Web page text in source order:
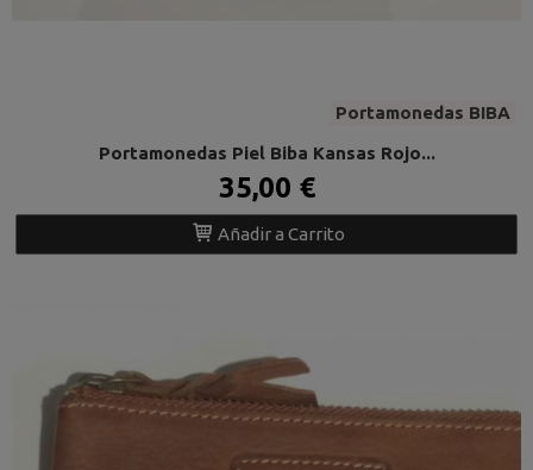
Portamonedas BIBA
Portamonedas Piel Biba Kansas Rojo...
35,00 €
Añadir a Carrito